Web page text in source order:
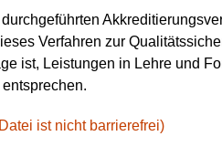
Verfahren zur
ist, Leistungen in Lehre und
ist nicht barrierefrei)